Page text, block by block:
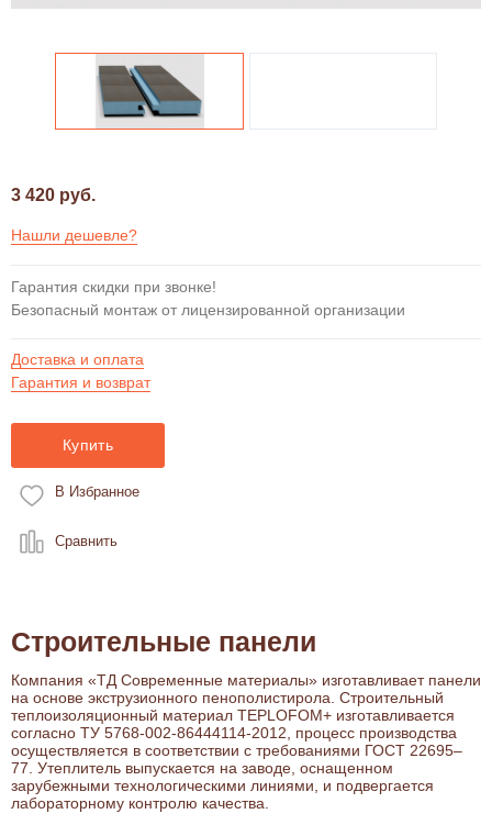
3 420 руб.
Нашли дешевле?
Гарантия скидки при звонке!
Безопасный монтаж от лицензированной организации
Доставка и оплата
Гарантия и возврат
Купить
В Избранное
Сравнить
Строительные панели
Компания «ТД Современные материалы» изготавливает панели
на основе экструзионного пенополистирола. Строительный
теплоизоляционный материал TEPLOFOM+ изготавливается
согласно ТУ 5768-002-86444114-2012, процесс производства
осуществляется в соответствии с требованиями ГОСТ 22695–
77. Утеплитель выпускается на заводе, оснащенном
зарубежными технологическими линиями, и подвергается
лабораторному контролю качества.